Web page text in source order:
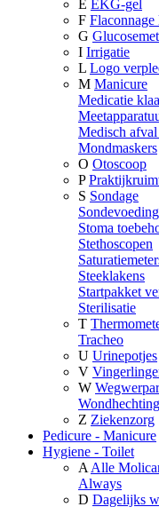
E EKG-gel
F Flaconnage
G
I Irrigatie
L Logo
M Manicure
Medicatie
Medisch
Mondmaskers
O Otoscoop
P
S Sondage
Stoma
Stethoscopen
Steeklakens
Startpakket
Sterilisatie
T
Tracheo
U Urinepotjes
V
W
Wondhechting
Z Ziekenzorg
Pedicure - Manicure
Hygiene - Toilet
A Alle
Always
D Dagelijks